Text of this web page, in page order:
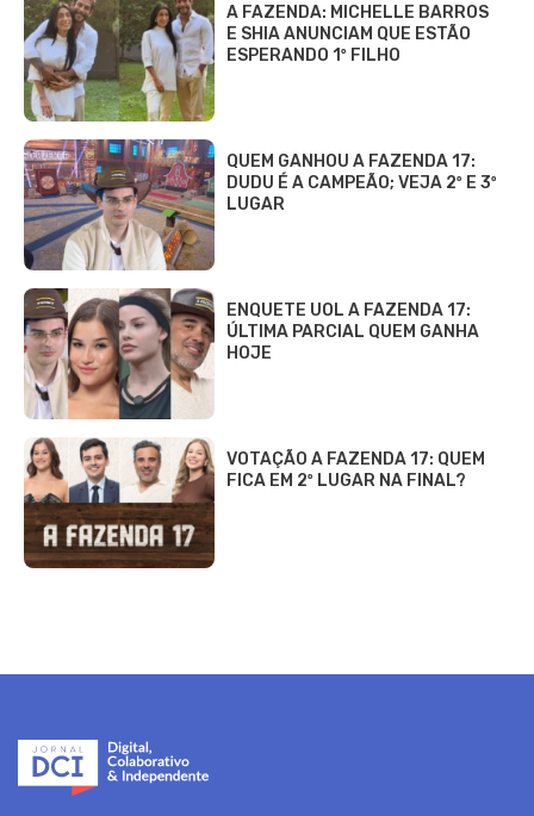
A FAZENDA: MICHELLE BARROS
E SHIA ANUNCIAM QUE ESTÃO
ESPERANDO 1º FILHO
QUEM GANHOU A FAZENDA 17:
DUDU É A CAMPEÃO; VEJA 2º E 3º
LUGAR
ENQUETE UOL A FAZENDA 17:
ÚLTIMA PARCIAL QUEM GANHA
HOJE
VOTAÇÃO A FAZENDA 17: QUEM
FICA EM 2º LUGAR NA FINAL?